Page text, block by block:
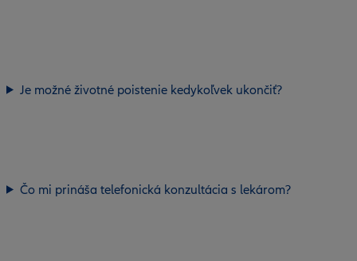
Je možné životné poistenie kedykoľvek ukončiť?
Čo mi prináša telefonická konzultácia s lekárom?